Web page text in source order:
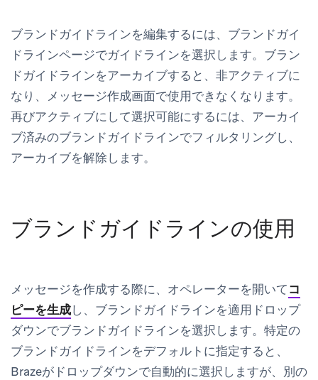
ブランドガイドラインを編集するには、 ブランドガイ
ドラインページでガイドラインを選択します。ブラン
ドガイドラインをアーカイブすると、非アクティブに
なり、メッセージ作成画面で使用できなくなります。
再びアクティブにして選択可能にするには、アーカイ
ブ済みのブランドガイドラインでフィルタリングし、
アーカイブを解除します。
ブランドガイドラインの使用
メッセージを作成する際に、オペレーターを開いてコ
ピーを生成し、 ブランドガイドラインを適用 ドロップ
ダウンでブランドガイドラインを選択します。特定の
ブランドガイドラインをデフォルトに指定すると、
Brazeがドロップダウンで自動的に選択しますが、別の